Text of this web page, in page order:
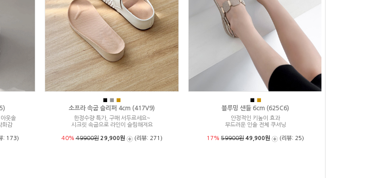
웃솔
화감
: 173)
■ ■ ■
소프라 속굽 슬리퍼 4cm (417V9)
한정수량 특가, 구매 서두르세요~
시크릿 속굽으로 라인이 슬림해져요
40%49900원 29,900원 (리뷰: 271)
■ ■
블루밍 샌들 6cm (625C6)
안정적인 키높이 효과
부드러운 인솔 전체 쿠셔닝
17% 59900원 49,900원 (리뷰: 25)